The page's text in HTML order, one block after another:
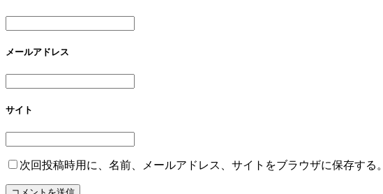
メールアドレス
サイト
次回投稿時用に、名前、メールアドレス、サイトをブラウザに保存する。